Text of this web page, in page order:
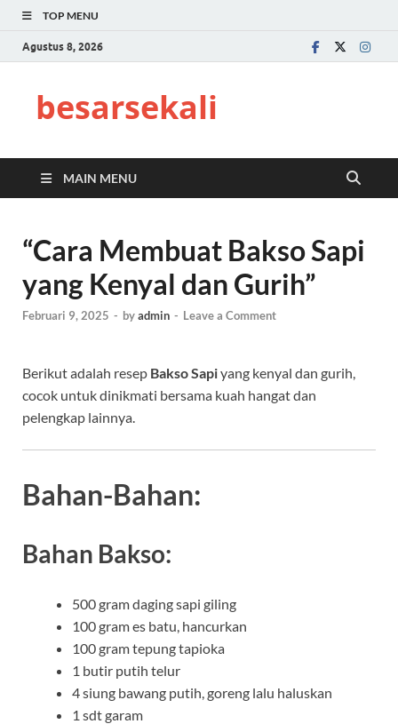
TOP MENU
Agustus 8, 2026
besarsekali
MAIN MENU
“Cara Membuat Bakso Sapi
yang Kenyal dan Gurih”
Februari 9, 2025 - byadmin - Leave a Comment
Berikut adalah resep Bakso Sapiyang kenyal dan gurih,
cocok untuk dinikmati bersama kuah hangat dan
pelengkap lainnya.
Bahan-Bahan:
Bahan Bakso:
500 gram daging sapi giling
100 gram es batu, hancurkan
100 gram tepung tapioka
1 butir putih telur
4 siung bawang putih, goreng lalu haluskan
1 sdt garam